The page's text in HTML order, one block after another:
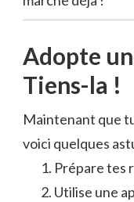
Adopte
Tiens-la !
Maintenant que
voici quelques
Prépare tes
Utilise une